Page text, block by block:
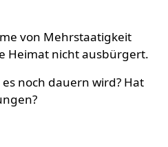
von Mehrstaatigkeit
Heimat nicht ausbürgert.
noch dauern wird? Hat